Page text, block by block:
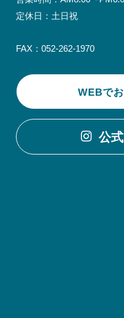
定休日：土日祝
FAX：052-262-1970
WEBで
公